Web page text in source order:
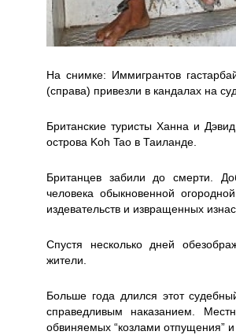
На снимке: Иммигрантов
(справа) привезли в кандалах на
Британские туристы Ханна и
острова Koh Tao в Таиланде.
Британцев забили до смерти.
человека обыкновенной
издевательств и извращенных
Спустя несколько дней
жители.
Больше года длился этот
справедливым наказанием.
обвиняемых “козлами отпущения”